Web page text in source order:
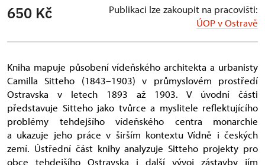
650 Kč
Publikaci lze zakoupit na pracovišti:
ÚOP v Ostravě
Kniha mapuje působení vídeňského architekta a urbanisty
Camilla Sitteho (1843–1903) v průmyslovém prostředí
Ostravska v letech 1893 až 1903. V úvodní části
představuje Sitteho jako tvůrce a myslitele reflektujícího
problémy tehdejšího vídeňského centra monarchie
a ukazuje jeho práce v širším kontextu Vídně i českých
zemí. Ústřední část knihy analyzuje Sitteho projekty pro
obce tehdejšího Ostravska i další vývoj zástavby jím